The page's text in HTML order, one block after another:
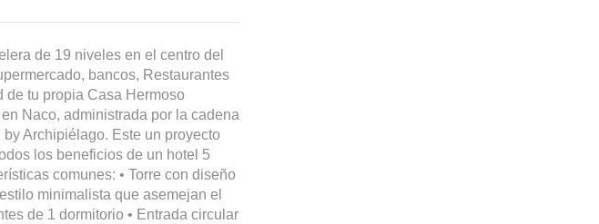
de 19 niveles en el centro del
bancos, Restaurantes
de tu propia Casa Hermoso
Naco, administrada por la cadena
Archipiélago. Este un proyecto
los beneficios de un hotel 5
comunes: • Torre con diseño
minimalista que asemejan el
de 1 dormitorio • Entrada circular